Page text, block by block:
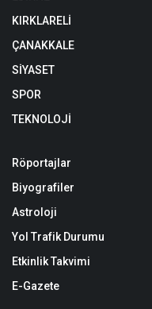
KIRKLARELİ
ÇANAKKALE
SİYASET
SPOR
TEKNOLOJİ
Röportajlar
Biyografiler
Astroloji
Yol Trafik Durumu
Etkinlik Takvimi
E-Gazete